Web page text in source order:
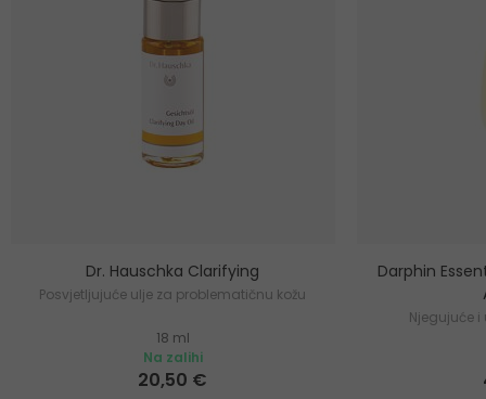
Dr. Hauschka Clarifying
Posvjetljujuće ulje za problematičnu kožu
18 ml
Na zalihi
20,50 €
Darphin
Njegujuće i